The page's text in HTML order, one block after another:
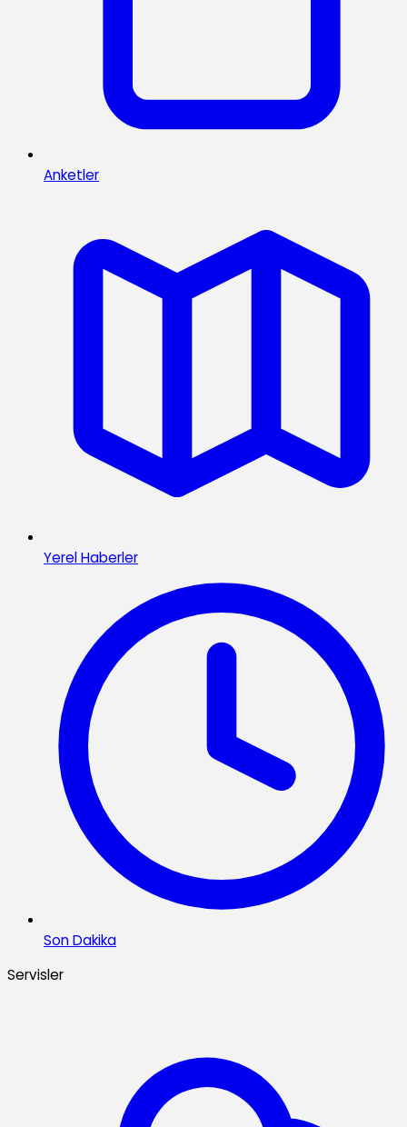
Anketler
Yerel Haberler
Son Dakika
Servisler